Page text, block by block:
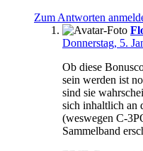
Zum Antworten
Donnerstag, 5.
Ob diese
sein werden ist
sind sie
sich inhaltlich an
(weswegen C-
Sammelband